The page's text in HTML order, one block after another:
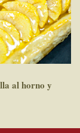
al horno y